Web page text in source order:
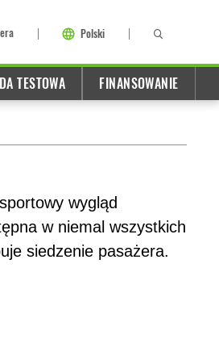
Polski
TESTOWA FINANSOWANIE
wygląd
w niemal wszystkich
siedzenie pasażera.